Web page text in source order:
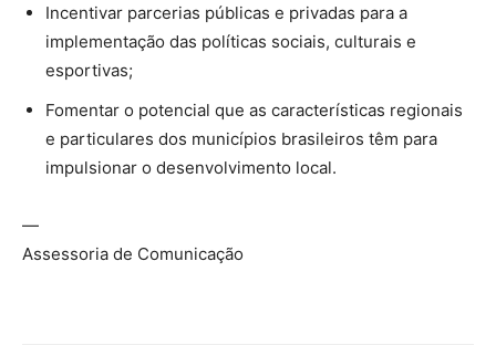
Incentivar parcerias públicas e privadas para a
implementação das políticas sociais, culturais e
esportivas;
Fomentar o potencial que as características regionais
e particulares dos municípios brasileiros têm para
impulsionar o desenvolvimento local.
—
Assessoria de Comunicação